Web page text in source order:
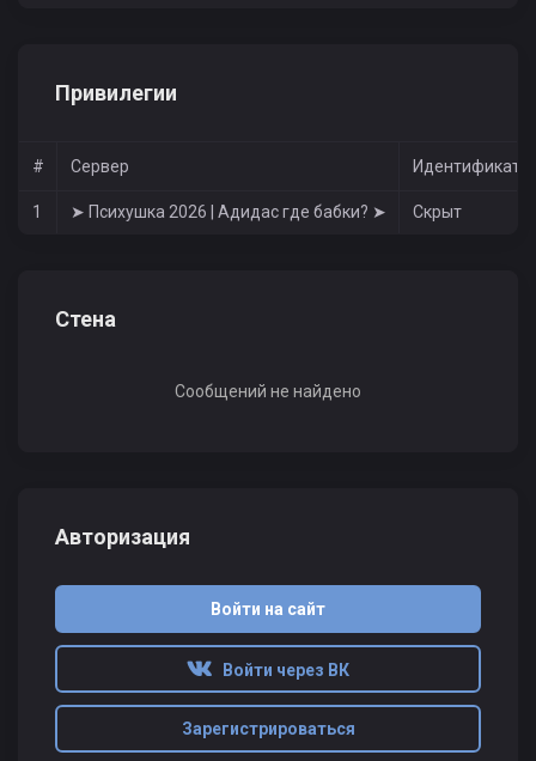
Привилегии
# Сервер
1 ➤ Психушка 2026 | Адидас где бабки? ➤ Скрыт
Стена
Сообщений не найдено
Авторизация
Войти на сайт
Войти через ВК
Зарегистрироваться